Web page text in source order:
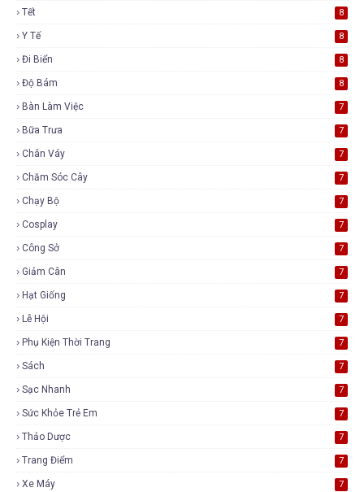
Tết 8
Y Tế 8
Đi Biển 8
Độ Bám 8
Bàn Làm Việc 7
Bữa Trưa 7
Chân Váy 7
Chăm Sóc Cây 7
Chạy Bộ 7
Cosplay 7
Công Sở 7
Giảm Cân 7
Hạt Giống 7
Lễ Hội 7
Phụ Kiện Thời Trang 7
Sách 7
Sạc Nhanh 7
Sức Khỏe Trẻ Em 7
Thảo Dược 7
Trang Điểm 7
Xe Máy 7